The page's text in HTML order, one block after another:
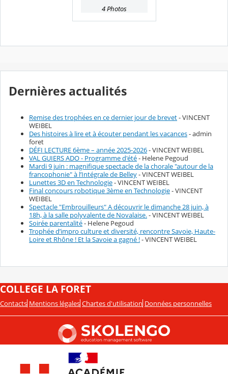
4 Photos
Dernières actualités
Remise des trophées en ce dernier jour de brevet- VINCENT
WEIBEL
Des histoires à lire et à écouter pendant les vacances- admin
foret
DÉFI LECTURE 6ème – année 2025-2026- VINCENT WEIBEL
VAL GUIERS ADO - Programme d'été- Helene Pegoud
Mardi 9 juin : magnifique spectacle de la chorale "autour de la
francophonie" à l’Intégrale de Belley- VINCENT WEIBEL
Lunettes 3D en Technologie- VINCENT WEIBEL
Final concours robotique 3ème en Technologie- VINCENT
WEIBEL
Spectacle "Embrouilleurs" A découvrir le dimanche 28 juin, à
18h, à la salle polyvalente de Novalaise.- VINCENT WEIBEL
Soirée parentalité- Helene Pegoud
Trophée d’impro culture et diversité, rencontre Savoie, Haute-
Loire et Rhône ! Et la Savoie a gagné !- VINCENT WEIBEL
COLLEGE LA FORET
Contacts Mentions légales Chartes d'utilisation Données personnelles